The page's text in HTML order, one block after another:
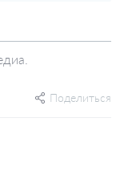
Поделиться